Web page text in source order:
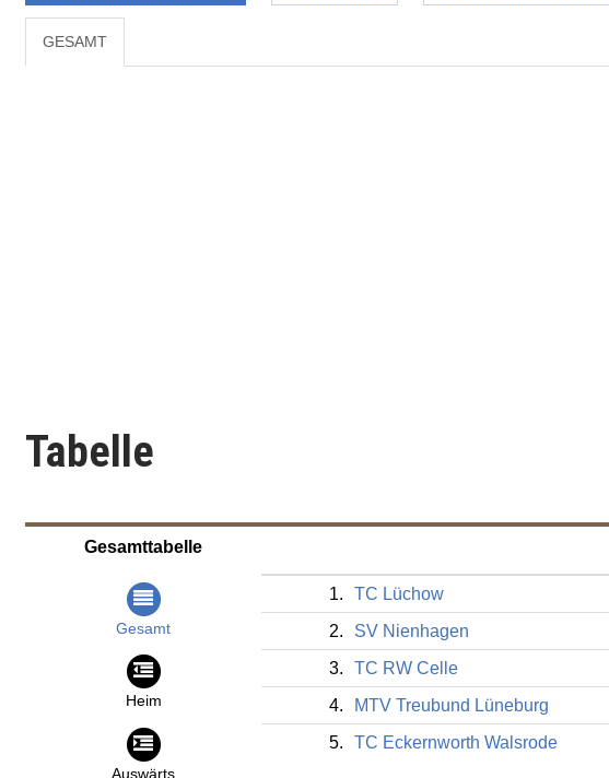
GESAMT
Tabelle
Gesamttabelle
Gesamt
Heim
Auswärts
1. TC Lüchow
2.
SV Nienhagen
3.
TC RW Celle
4.
MTV Treubund Lüneburg
5.
TC Eckernworth Walsrode